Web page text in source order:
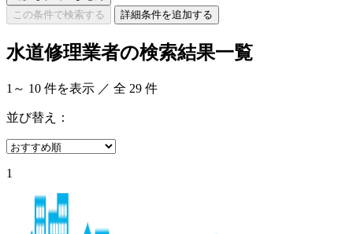
この条件で検索する
詳細条件を追加する
水道修理業者の検索結果一覧
1 ～ 10 件を表示 ／ 全 29 件
並び替え：
1